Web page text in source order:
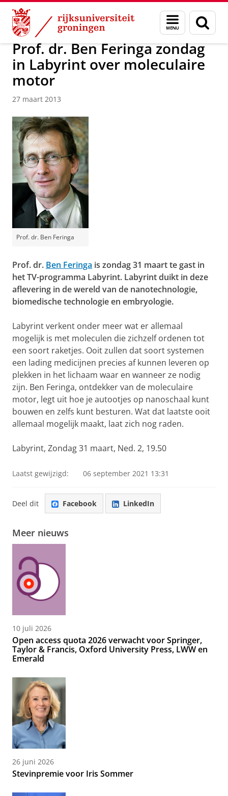
Skip
Content
Skip
Navigation
Menu
en
zoeken
Over ons Actueel Nieuws Nieuwsberichten
Prof. dr. Ben Feringa zondag
in Labyrint over moleculaire
motor
27 maart 2013
Prof. dr. Ben Feringa
Prof. dr. Ben Feringa is zondag 31 maart te gast in
het TV-programma Labyrint. Labyrint duikt in deze
aflevering in de wereld van de nanotechnologie,
biomedische technologie en embryologie.
Labyrint verkent onder meer wat er allemaal
mogelijk is met moleculen die zichzelf ordenen tot
een soort raketjes. Ooit zullen dat soort systemen
een lading medicijnen precies af kunnen leveren op
plekken in het lichaam waar en wanneer ze nodig
zijn. Ben Feringa, ontdekker van de moleculaire
motor, legt uit hoe je autootjes op nanoschaal kunt
bouwen en zelfs kunt besturen. Wat dat laatste ooit
allemaal mogelijk maakt, laat zich nog raden.
Labyrint, Zondag 31 maart, Ned. 2, 19.50
Laatst gewijzigd: 06 september 2021 13:31
Deel dit Facebook LinkedIn
Meer nieuws
10 juli 2026
Open access quota 2026 verwacht voor Springer,
Taylor & Francis, Oxford University Press, LWW en
Emerald
26 juni 2026
Stevinpremie voor Iris Sommer